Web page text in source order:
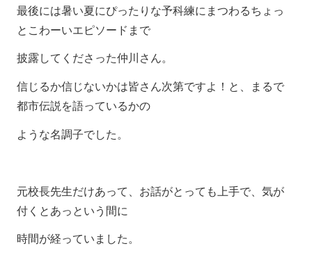
最後には暑い夏にぴったりな予科練にまつわるちょっ
とこわーいエピソードまで
披露してくださった仲川さん。
信じるか信じないかは皆さん次第ですよ！と、まるで
都市伝説を語っているかの
ような名調子でした。
元校長先生だけあって、お話がとっても上手で、気が
付くとあっという間に
時間が経っていました。